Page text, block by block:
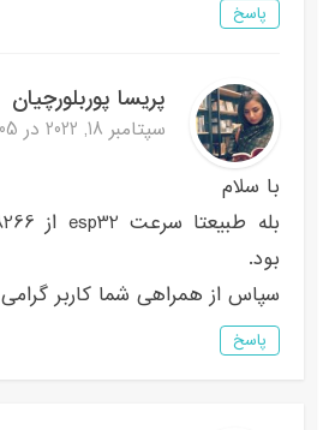
پاسخ
پریسا پوربلورچیان
سپتامبر 18, 2022 در 6:05 ب.ظ
با سلام
بود.
سپاس از همراهی شما کاربر گرامی
پاسخ